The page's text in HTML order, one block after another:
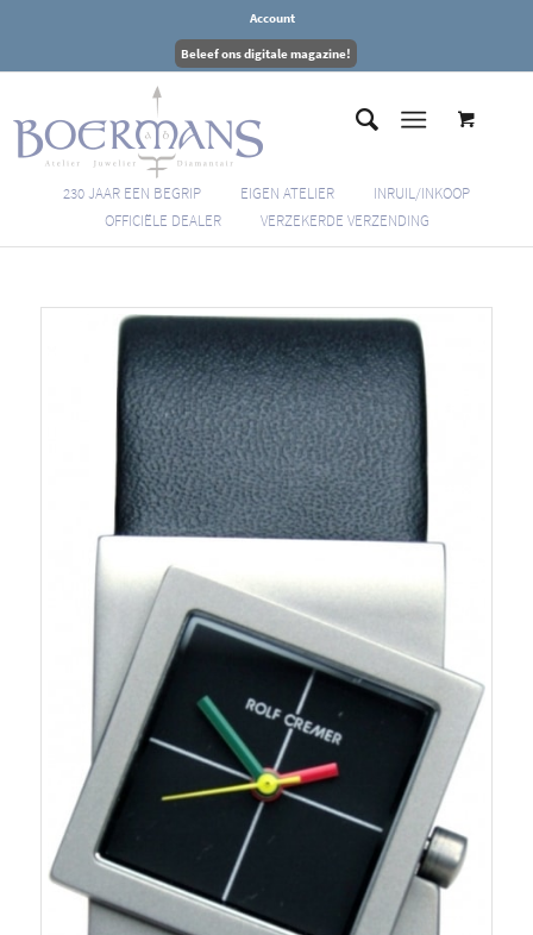
Account
Beleef ons digitale magazine!
230 JAAR EEN BEGRIP EIGEN ATELIER
INRUIL/INKOOP
OFFICIËLE DEALER
VERZEKERDE VERZENDING